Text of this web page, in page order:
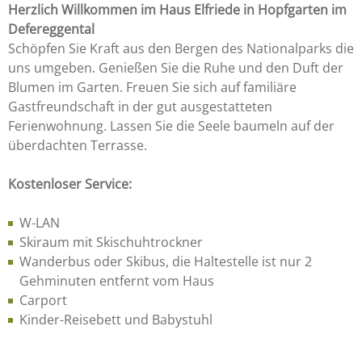
Herzlich Willkommen im Haus Elfriede in Hopfgarten im
Defereggental
Schöpfen Sie Kraft aus den Bergen des Nationalparks die
uns umgeben. Genießen Sie die Ruhe und den Duft der
Blumen im Garten. Freuen Sie sich auf familiäre
Gastfreundschaft in der gut ausgestatteten
Ferienwohnung. Lassen Sie die Seele baumeln auf der
überdachten Terrasse.
Kostenloser Service:
W-LAN
Skiraum mit Skischuhtrockner
Wanderbus oder Skibus, die Haltestelle ist nur 2
Gehminuten entfernt vom Haus
Carport
Kinder-Reisebett und Babystuhl